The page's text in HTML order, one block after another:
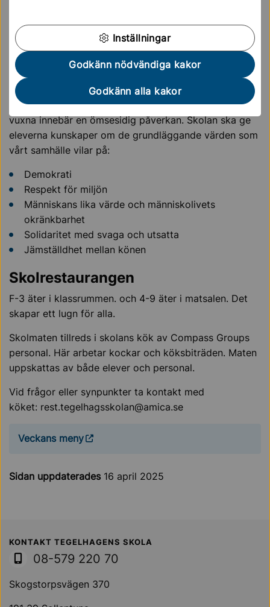
Inställningar
Godkänn nödvändiga kakor
Godkänn alla kakor
Utomhuspedagogik: Hälsa och miljö
Värdegrund
Alla relationer mellan elever och mellan elever och
vuxna innebär en ömsesidig påverkan. Skolan ska ge
eleverna kunskaper om de grundläggande värden som
vårt samhälle vilar på:
Demokrati
Respekt för miljön
Människans lika värde och människolivets
okränkbarhet
Solidaritet med svaga och utsatta
Jämställdhet mellan könen
Skolrestaurangen
F-3 äter i klassrummen. och 4-9 äter i matsalen. Det
skapar ett lugn för alla.
Skolmaten tillreds i skolans kök av Compass Groups
personal. Här arbetar kockar och köksbiträden. Maten
uppskattas av både elever och personal.
Vid frågor eller synpunkter ta kontakt med
köket: rest.tegelhagsskolan@amica.se
Veckans meny
Sidan uppdaterades 16 april 2025
Sollentuna Kommun
KONTAKT TEGELHAGENS SKOLA
08-579 220 70
Skogstorpsvägen 370